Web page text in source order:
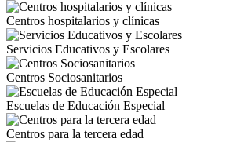
Centros hospitalarios y clínicas
Servicios Educativos y Escolares
Centros Sociosanitarios
Escuelas de Educación Especial
Centros para la tercera edad